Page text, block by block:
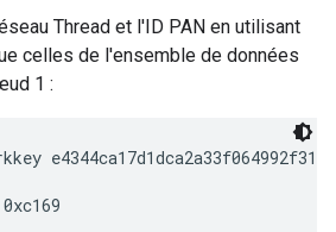
Thread et l'ID PAN en utilisant
celles de l'ensemble de données
1 :